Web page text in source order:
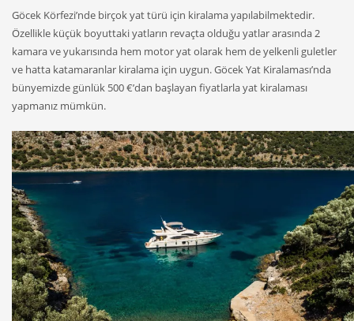
Göcek Körfezi’nde birçok yat türü için kiralama yapılabilmektedir.
Özellikle küçük boyuttaki yatların revaçta olduğu yatlar arasında 2
kamara ve yukarısında hem motor yat olarak hem de yelkenli guletler
ve hatta katamaranlar kiralama için uygun. Göcek Yat Kiralaması’nda
bünyemizde günlük 500 €’dan başlayan fiyatlarla yat kiralaması
yapmanız mümkün.